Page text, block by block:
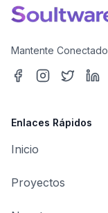
Mantente Conectado
Enlaces Rápidos
Inicio
Proyectos